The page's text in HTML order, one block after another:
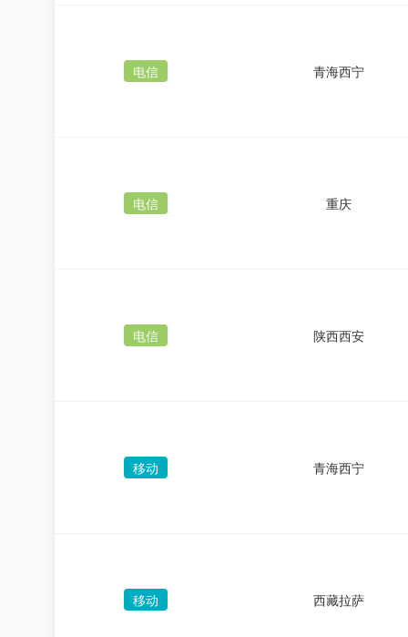
电信 青海西宁
电信 重庆
电信 陕西西安
移动 青海西宁
移动 西藏拉萨